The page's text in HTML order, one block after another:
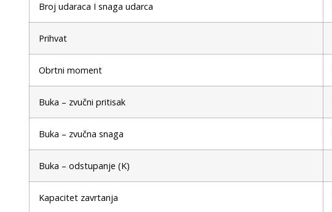
Broj udaraca I snaga udarca
Prihvat
Obrtni moment
Buka – zvučni pritisak
Buka – zvučna snaga
Buka – odstupanje (K)
Kapacitet zavrtanja